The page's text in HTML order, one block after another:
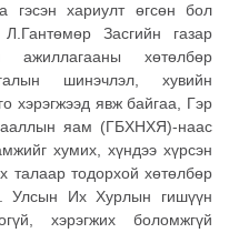
гэсэн хариулт өгсөн бол
Засгийн газар
ажиллагааны хөтөлбөр
шинэчлэл, хувийн
хэрэгжээд явж байгаа, Гэр
яам (ГБХНХЯ)-наас
хумих, хүндээ хүрсэн
талаар тодорхой хөтөлбөр
Улсын Их Хурлын гишүүн
хэрэгжих боломжгүй